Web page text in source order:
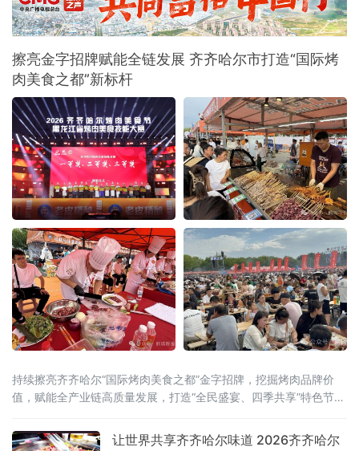
方有关部门负责人、高校师生、设计从业者、
餐饮企业代表及媒体记者参加典礼，共同见证
化展开交
擦亮金字招牌赋能全链发展 齐齐哈尔市打造“国际烤
肉美食之都”新标杆
持续擦亮齐齐哈尔“国际烤肉美食之都”金字招牌，挖掘烤肉品牌价
值，赋能全产业链高质量发展，打造“全民盛宴、四季共享”特色节庆
让世界共享齐齐哈尔味道 2026齐齐哈尔